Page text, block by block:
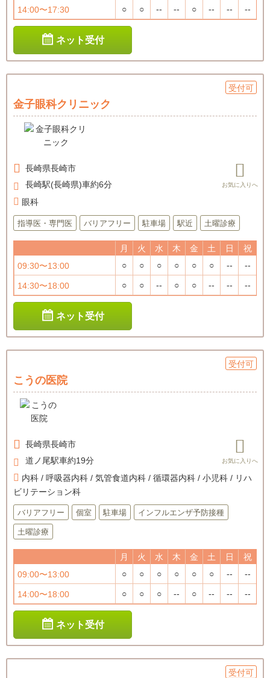
14:00〜17:30 ○ ○ -- -- ○ -- -- --
ネット受付
受付可
金子眼科クリニック
長崎県長崎市
長崎駅(長崎県)車約6分
眼科
指導医・専門医 バリアフリー 駐車場 駅近 土曜診療
月 火 水 木 金 土 日
祝
09:30〜13:00
○ ○ ○ ○ ○ ○ -- --
14:30〜18:00 ○ ○ -- ○ ○ -- -- --
ネット受付
受付可
こうの医院
長崎県長崎市
道ノ尾駅車約19分
内科 / 呼吸器内科 / 気管食道内科 / 循環器内科 / 小児科 / リハ
ビリテーション科
バリアフリー 個室 駐車場 インフルエンザ予防接種
土曜診療
月 火 水 木 金 土 日
祝
09:00〜13:00
○ ○ ○ ○ ○ ○ -- --
14:00〜18:00 ○ ○ ○ -- ○ -- -- --
ネット受付
受付可